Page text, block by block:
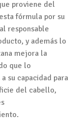
proviene del
fórmula por su
responsable
y además lo
mejora la
que lo
su capacidad para
del cabello,